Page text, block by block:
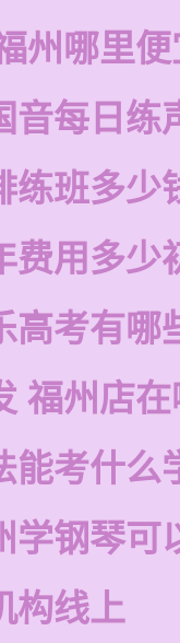
州哪里便
音每日练
练班多少
费用多少
高考有哪
福州店
能考什么
学钢琴可
构线上